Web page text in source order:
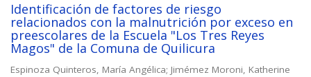
Identificación de factores de riesgo
relacionados con la malnutrición por exceso en
preescolares de la Escuela "Los Tres Reyes
Magos" de la Comuna de Quilicura
Espinoza Quinteros, María Angélica; Jimémez Moroni, Katherine